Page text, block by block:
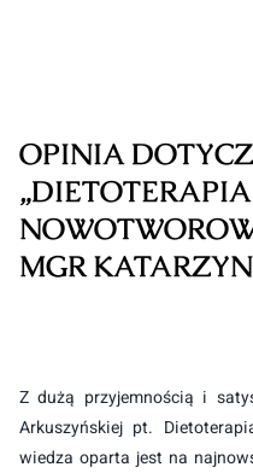
OPINIA
MGR
Z dużą przyjemnością i
Arkuszyńskiej pt.
wiedza oparta jest na